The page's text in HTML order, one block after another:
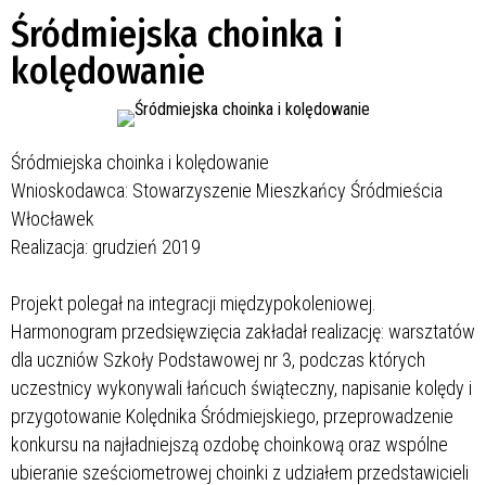
Śródmiejska choinka i
kolędowanie
Śródmiejska choinka i kolędowanie
Wnioskodawca: Stowarzyszenie Mieszkańcy Śródmieścia
Włocławek
Realizacja: grudzień 2019
Projekt polegał na integracji międzypokoleniowej.
Harmonogram przedsięwzięcia zakładał realizację: warsztatów
dla uczniów Szkoły Podstawowej nr 3, podczas których
uczestnicy wykonywali łańcuch świąteczny, napisanie kolędy i
przygotowanie Kolędnika Śródmiejskiego, przeprowadzenie
konkursu na najładniejszą ozdobę choinkową oraz wspólne
ubieranie sześciometrowej choinki z udziałem przedstawicieli